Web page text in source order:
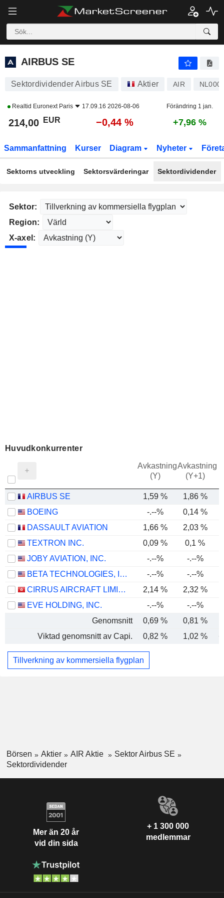
AIRBUS SE
AIRBUS SE
Sektordividender Airbus SE Aktier AIR
Realtid Euronext Paris 17.09.16 2026-08-06 Förändring 1 jan.
214,00 EUR −0,44 % +7,96 %
Sammanfattning Kurser Diagram Nyheter
Sektorns utveckling Sektorsvärderingar Sektordividender
Sektor:
Region:
X-axel:
Huvudkonkurrenter
Avkastning
(Y)
Avkastning
(Y+1)
AIRBUS SE 1,59 % 1,86 %
BOEING
-.--% 0,14 %
DASSAULT AVIATION
1,66 % 2,03 %
TEXTRON INC.
0,09 % 0,1 %
JOBY AVIATION, INC.
-.--%
-.--%
BETA TECHNOLOGIES, INC.
-.--% -.--%
CIRRUS AIRCRAFT LIMITED
2,14 % 2,32 %
EVE HOLDING, INC.
-.--%
-.--%
Genomsnitt
0,69 % 0,81 %
Viktad genomsnitt av Capi.
0,82 % 1,02 %
Tillverkning av kommersiella flygplan
Börsen Aktier AIR Aktie
Sektor Airbus SE
Sektordividender
Mer än 20 år
vid din sida
+ 1 300 000
medlemmar